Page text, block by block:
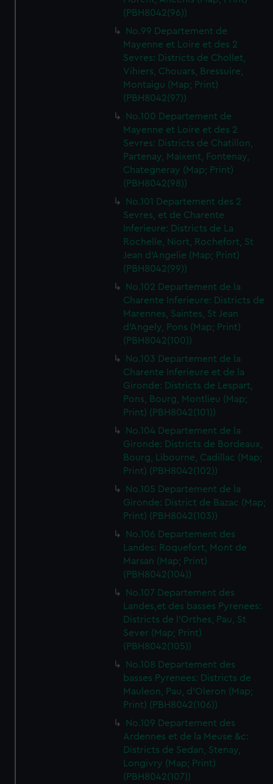
(PBH8042(96))
No.99 Departement de
Mayenne et Loire et des 2
Sevres: Districts de Chollet,
Vihiers, Chouars, Bressuire,
Montaigu (Map; Print)
(PBH8042(97))
No.100 Departement de
Mayenne et Loire et des 2
Sevres: Districts de Chatillon,
Partenay, Maixent, Fontenay,
Chategneray (Map; Print)
(PBH8042(98))
No.101 Departement des 2
Sevres, et de Charente
Inferieure: Districts de La
Rochelle, Niort, Rochefort, St
Jean d'Angelie (Map; Print)
(PBH8042(99))
No.102 Departement de la
Charente Inferieure: Districts de
Marennes, Saintes, St Jean
d'Angely, Pons (Map; Print)
(PBH8042(100))
No.103 Departement de la
Charente Inferieure et de la
Gironde: Districts de Lespart,
Pons, Bourg, Montlieu (Map;
Print) (PBH8042(101))
No.104 Departement de la
Gironde: Districts de Bordeaux,
Bourg, Libourne, Cadillac (Map;
Print) (PBH8042(102))
No.105 Departement de la
Gironde: District de Bazac (Map;
Print) (PBH8042(103))
No.106 Departement des
Landes: Roquefort, Mont de
Marsan (Map; Print)
(PBH8042(104))
No.107 Departement des
Landes,et des basses Pyrenees:
Districts de l'Orthes, Pau, St
Sever (Map; Print)
(PBH8042(105))
No.108 Departement des
basses Pyrenees: Districts de
Mauleon, Pau, d'Oleron (Map;
Print) (PBH8042(106))
No.109 Departement des
Ardennes et de la Meuse &c:
Districts de Sedan, Stenay,
Longivry (Map; Print)
(PBH8042(107))